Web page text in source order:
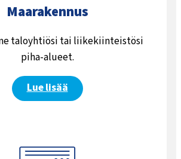
Maarakennus
taloyhtiösi tai liikekiinteistösi
piha-alueet.
Lue lisää